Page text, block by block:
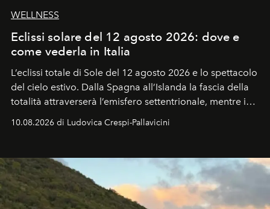
WELLNESS
Eclissi solare del 12 agosto 2026: dove e
come vederla in Italia
L’eclissi totale di Sole del 12 agosto 2026 e lo spettacolo
del cielo estivo. Dalla Spagna all’Islanda la fascia della
totalità attraverserà l’emisfero settentrionale, mentre in
Italia il fenomeno sarà parziale ma particolarmente
spettacolare al Nord. Orari, città favorite e regole per
10.08.2026 di Ludovica Crespi-Pallavicini